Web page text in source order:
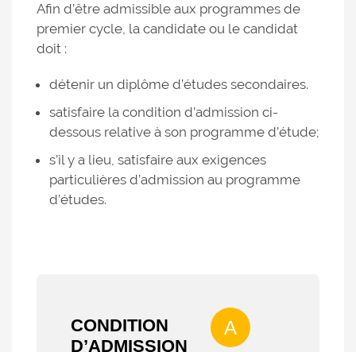
Afin d’être admissible aux programmes de
premier cycle, la candidate ou le candidat
doit :
détenir un diplôme d’études secondaires.
satisfaire la condition d’admission ci-
dessous relative à son programme d’étude;
s’il y a lieu, satisfaire aux exigences
particulières d’admission au programme
d’études.
CONDITION
D’ADMISSION
A